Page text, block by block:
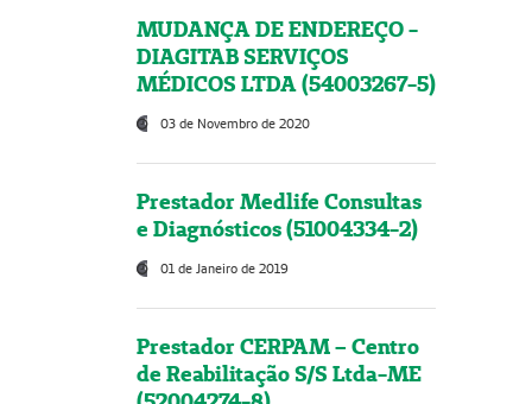
MUDANÇA DE ENDEREÇO -
DIAGITAB SERVIÇOS
MÉDICOS LTDA (54003267-5)
03 de Novembro de 2020
Prestador Medlife Consultas
e Diagnósticos (51004334-2)
01 de Janeiro de 2019
Prestador CERPAM – Centro
de Reabilitação S/S Ltda-ME